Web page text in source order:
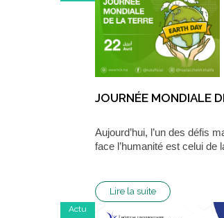
JOURNÉE MONDIALE
Aujourd’hui, l’un des défis
face l’humanité est celui
Lire la suite
Actu